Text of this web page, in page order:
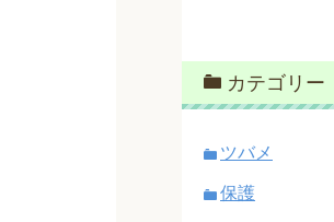
カテゴリー
ツバメ
保護